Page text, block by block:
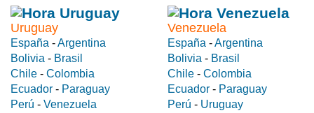
Uruguay
España -Argentina
Bolivia - Brasil
Chile - Colombia
Ecuador - Paraguay
Perú - Venezuela
Venezuela
España -Argentina
Bolivia - Brasil
Chile - Colombia
Ecuador - Paraguay
Perú - Uruguay